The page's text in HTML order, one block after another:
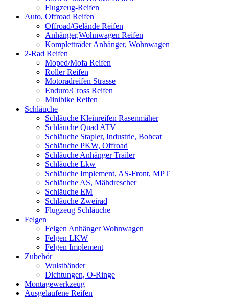
Flugzeug-Reifen
Auto, Offroad Reifen
Offroad/Gelände Reifen
Anhänger,Wohnwagen Reifen
Kompletträder Anhänger, Wohnwagen
2-Rad Reifen
Moped/Mofa Reifen
Roller Reifen
Motoradreifen Strasse
Enduro/Cross Reifen
Minibike Reifen
Schläuche
Schläuche Kleinreifen Rasenmäher
Schläuche Quad ATV
Schläuche Stapler, Industrie, Bobcat
Schläuche PKW, Offroad
Schläuche Anhänger Trailer
Schläuche Lkw
Schläuche Implement, AS-Front, MPT
Schläuche AS, Mähdrescher
Schläuche EM
Schläuche Zweirad
Flugzeug Schläuche
Felgen
Felgen Anhänger Wohnwagen
Felgen LKW
Felgen Implement
Zubehör
Wulstbänder
Dichtungen, O-Ringe
Montagewerkzeug
Ausgelaufene Reifen